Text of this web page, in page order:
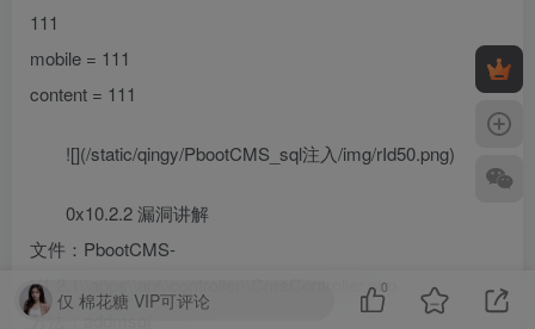
111
mobile = 111
content = 111
![](/static/qingy/PbootCMS_sql注入/img/rId50.png)
0x10.2.2 漏洞讲解
文件：PbootCMS-
V1.2.1\\apps\\api\\controller\\CmsController.php
方法：addmsg(
仅 棉花糖 VIP可评论
0